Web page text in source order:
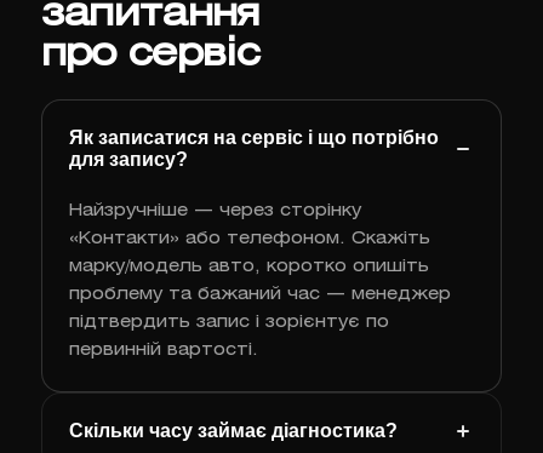
запитання
про сервіс
Як записатися на сервіс і що потрібно
для запису?
Найзручніше — через сторінку
«Контакти» або телефоном. Скажіть
марку/модель авто, коротко опишіть
проблему та бажаний час — менеджер
підтвердить запис і зорієнтує по
первинній вартості.
Скільки часу займає діагностика?